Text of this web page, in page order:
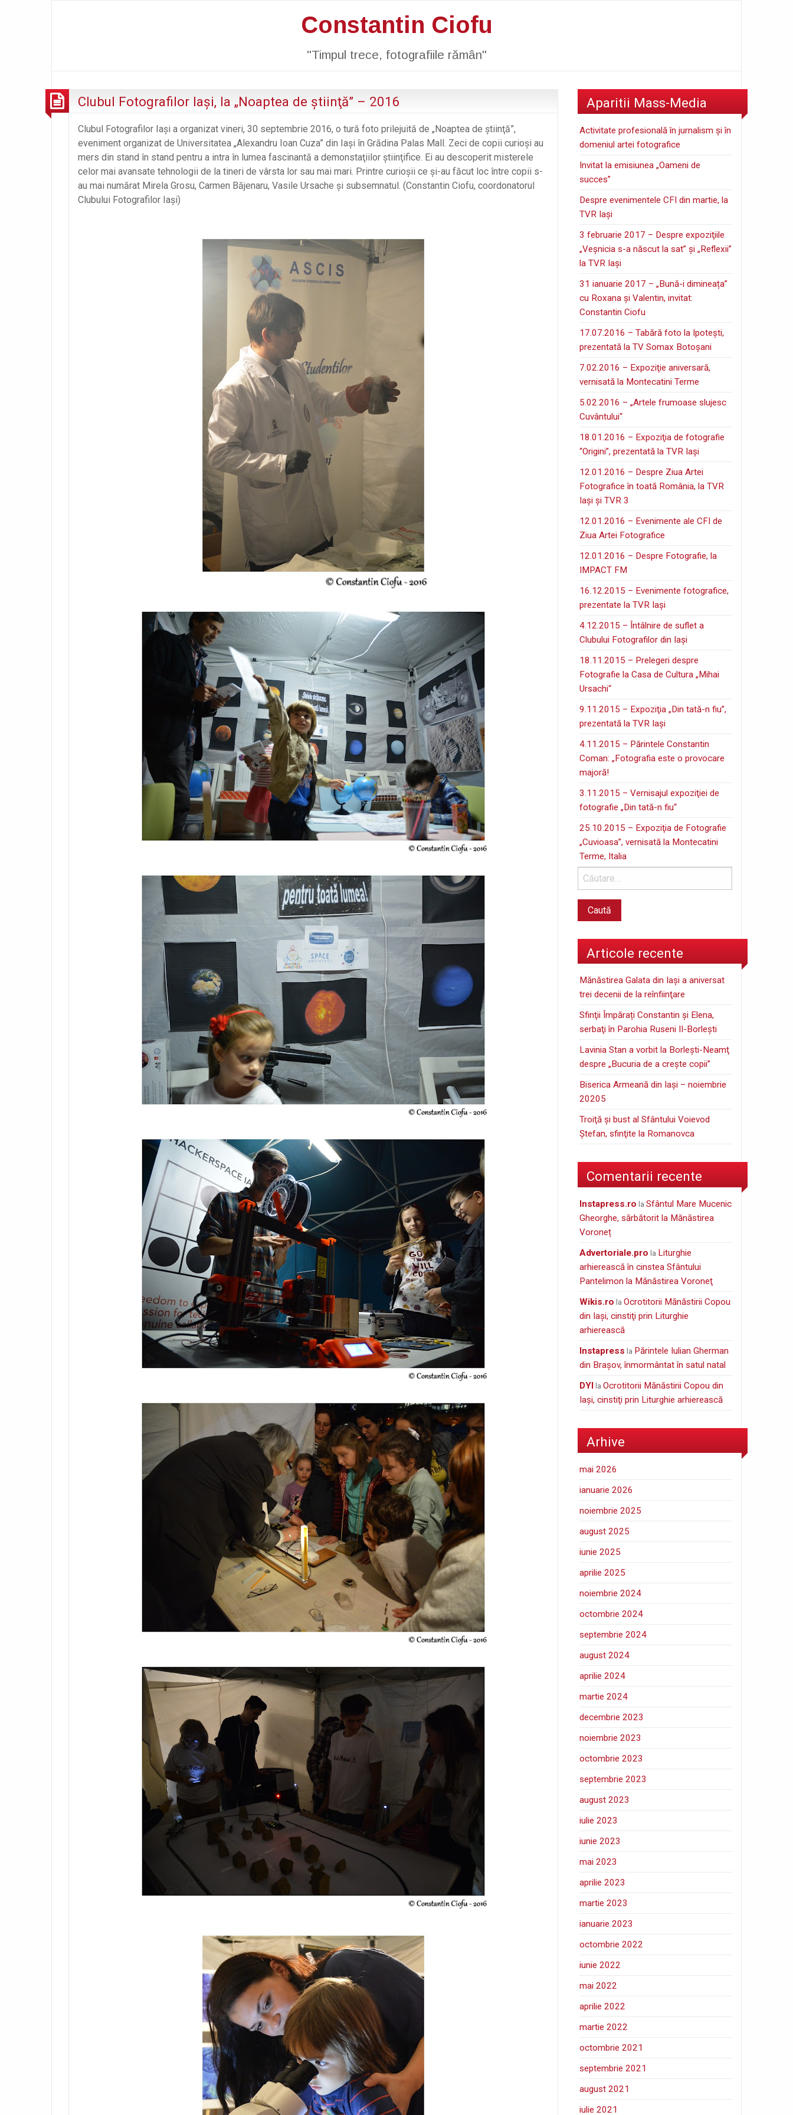
Constantin Ciofu
"Timpul trece, fotografiile rămân"
Clubul Fotografilor Iaşi, la „Noaptea de ştiinţă” – 2016
Clubul Fotografilor Iaşi a organizat vineri, 30 septembrie 2016, o tură foto prilejuită de „Noaptea de ştiinţă”,
eveniment organizat de Universitatea „Alexandru Ioan Cuza” din Iaşi în Grădina Palas Mall. Zeci de copii curioşi au
mers din stand în stand pentru a intra în lumea fascinantă a demonstaţiilor ştiinţifice. Ei au descoperit misterele
celor mai avansate tehnologii de la tineri de vârsta lor sau mai mari. Printre curioşii ce şi-au făcut loc între copii s-
au mai numărat Mirela Grosu, Carmen Băjenaru, Vasile Ursache şi subsemnatul. (Constantin Ciofu, coordonatorul
Clubului Fotografilor Iaşi)
Aparitii Mass-Media
Activitate profesională în jurnalism şi în
domeniul artei fotografice
Invitat la emisiunea „Oameni de
succes”
Despre evenimentele CFI din martie, la
TVR Iaşi
3 februarie 2017 – Despre expoziţiile
„Veşnicia s-a născut la sat” şi „Reflexii”
la TVR Iaşi
31 ianuarie 2017 – „Bună-i dimineața”
cu Roxana și Valentin, invitat:
Constantin Ciofu
17.07.2016 – Tabără foto la Ipoteşti,
prezentată la TV Somax Botoşani
7.02.2016 – Expoziţie aniversară,
vernisată la Montecatini Terme
5.02.2016 – „Artele frumoase slujesc
Cuvântului“
18.01.2016 – Expoziţia de fotografie
“Origini”, prezentată la TVR Iaşi
12.01.2016 – Despre Ziua Artei
Fotografice în toată România, la TVR
Iaşi şi TVR 3
12.01.2016 – Evenimente ale CFI de
Ziua Artei Fotografice
12.01.2016 – Despre Fotografie, la
IMPACT FM
16.12.2015 – Evenimente fotografice,
prezentate la TVR Iaşi
4.12.2015 – Întâlnire de suflet a
Clubului Fotografilor din Iaşi
18.11.2015 – Prelegeri despre
Fotografie la Casa de Cultura „Mihai
Ursachi“
9.11.2015 – Expoziţia „Din tată-n fiu”,
prezentată la TVR Iaşi
4.11.2015 – Părintele Constantin
Coman: „Fotografia este o provocare
majoră!
3.11.2015 – Vernisajul expoziţiei de
fotografie „Din tată-n fiu“
25.10.2015 – Expoziţia de Fotografie
„Cuvioasa”, vernisată la Montecatini
Terme, Italia
Articole recente
Mănăstirea Galata din Iaşi a aniversat
trei decenii de la reînfiinţare
Sfinţii Împărați Constantin și Elena,
serbaţi în Parohia Ruseni II-Borleşti
Lavinia Stan a vorbit la Borleşti-Neamţ
despre „Bucuria de a creşte copii”
Biserica Armeană din Iași – noiembrie
20205
Troiţă şi bust al Sfântului Voievod
Ştefan, sfinţite la Romanovca
Comentarii recente
instapress.ro laSfântul Mare Mucenic
Gheorghe, sărbătorit la Mănăstirea
Voroneț
Advertoriale.pro la Liturghie
arhierească în cinstea Sfântului
Pantelimon la Mănăstirea Voroneţ
wikis.ro laOcrotitorii Mănăstirii Copou
din Iaşi, cinstiţi prin Liturghie
arhierească
Instapress la Părintele Iulian Gherman
din Braşov, înmormântat în satul natal
DYI laOcrotitorii Mănăstirii Copou din
Iaşi, cinstiţi prin Liturghie arhierească
Arhive
mai 2026
ianuarie 2026
noiembrie 2025
august 2025
iunie 2025
aprilie 2025
noiembrie 2024
octombrie 2024
septembrie 2024
august 2024
aprilie 2024
martie 2024
decembrie 2023
noiembrie 2023
octombrie 2023
septembrie 2023
august 2023
iulie 2023
iunie 2023
mai 2023
aprilie 2023
martie 2023
ianuarie 2023
octombrie 2022
iunie 2022
mai 2022
aprilie 2022
martie 2022
octombrie 2021
septembrie 2021
august 2021
iulie 2021